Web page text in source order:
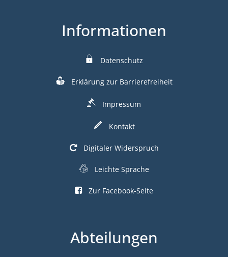
Informationen
Datenschutz
Erklärung zur Barrierefreiheit
Impressum
Kontakt
Digitaler Widerspruch
Leichte Sprache
Zur Facebook-Seite
Abteilungen